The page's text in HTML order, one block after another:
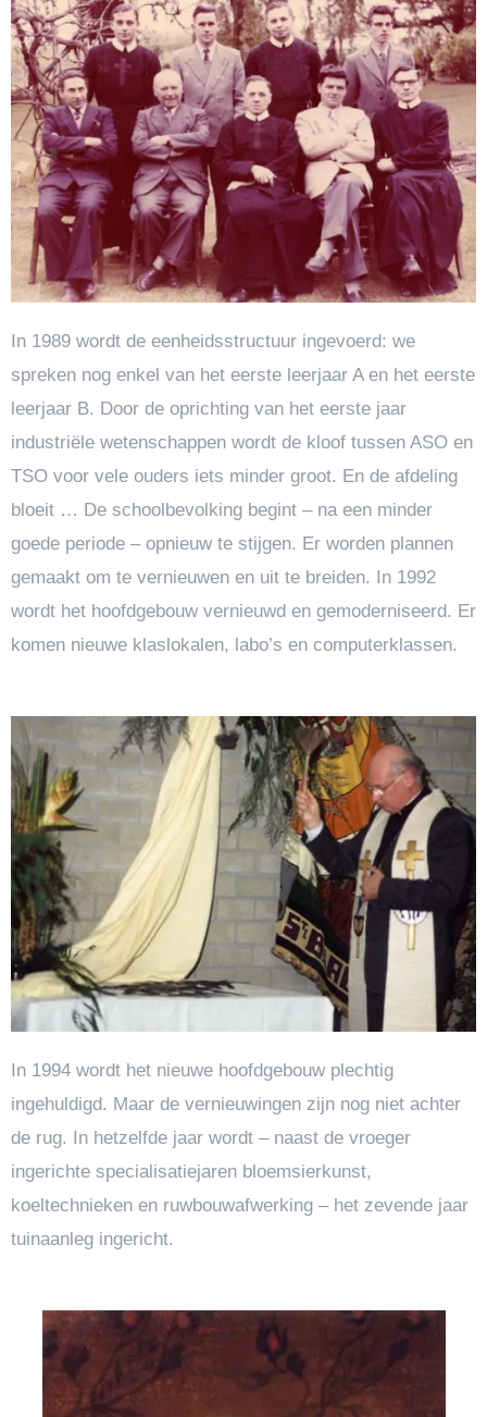
In 1989 wordt de eenheidsstructuur ingevoerd: we
spreken nog enkel van het eerste leerjaar A en het eerste
leerjaar B. Door de oprichting van het eerste jaar
industriële wetenschappen wordt de kloof tussen ASO en
TSO voor vele ouders iets minder groot. En de afdeling
bloeit … De schoolbevolking begint – na een minder
goede periode – opnieuw te stijgen. Er worden plannen
gemaakt om te vernieuwen en uit te breiden. In 1992
wordt het hoofdgebouw vernieuwd en gemoderniseerd. Er
komen nieuwe klaslokalen, labo’s en computerklassen.
In 1994 wordt het nieuwe hoofdgebouw plechtig
ingehuldigd. Maar de vernieuwingen zijn nog niet achter
de rug. In hetzelfde jaar wordt – naast de vroeger
ingerichte specialisatiejaren bloemsierkunst,
koeltechnieken en ruwbouwafwerking – het zevende jaar
tuinaanleg ingericht.